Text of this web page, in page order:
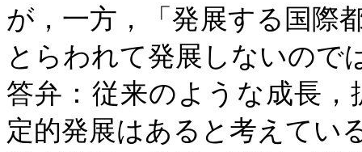
が，一方，「発展する国際
とらわれて発展しないので
答弁：従来のような成長
定的発展はあると考えてい